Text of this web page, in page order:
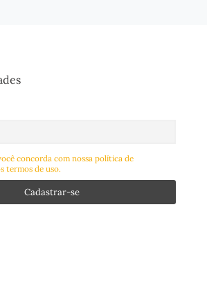
concorda com nossa política de
termos de uso.